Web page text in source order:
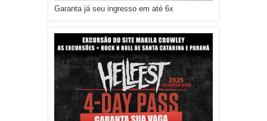
Garanta já seu ingresso em até 6x